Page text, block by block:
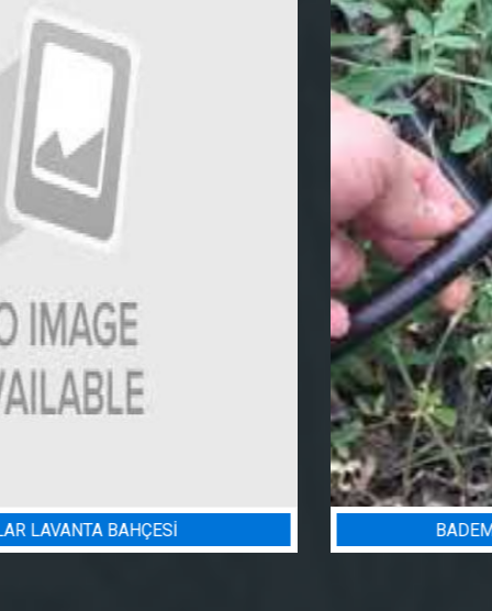
BADEM BAHÇESI SULAMA PROJESI